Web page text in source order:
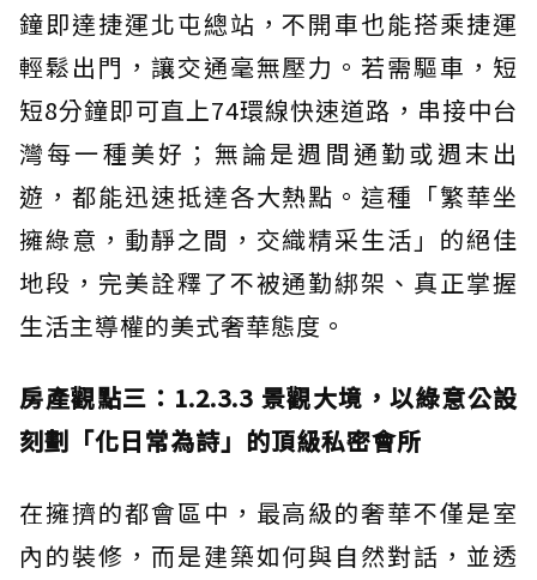
鐘即達捷運北屯總站，不開車也能搭乘捷運
輕鬆出門，讓交通毫無壓力。若需驅車，短
短8分鐘即可直上74環線快速道路，串接中台
灣每一種美好；無論是週間通勤或週末出
遊，都能迅速抵達各大熱點。這種「繁華坐
擁綠意，動靜之間，交織精采生活」的絕佳
地段，完美詮釋了不被通勤綁架、真正掌握
生活主導權的美式奢華態度。
房產觀點三：1.2.3.3 景觀大境，以綠意公設
刻劃「化日常為詩」的頂級私密會所
在擁擠的都會區中，最高級的奢華不僅是室
內的裝修，而是建築如何與自然對話，並透